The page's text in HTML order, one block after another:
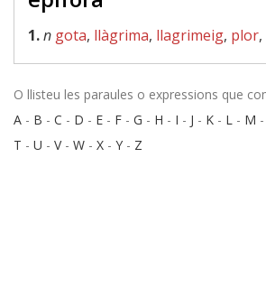
1.n gota, llàgrima, llagrimeig, plor,
O llisteu les paraules o expressions que
A - B - C - D - E - F - G - H - I - J - K - L - M -
T - U - V- W - X - Y - Z